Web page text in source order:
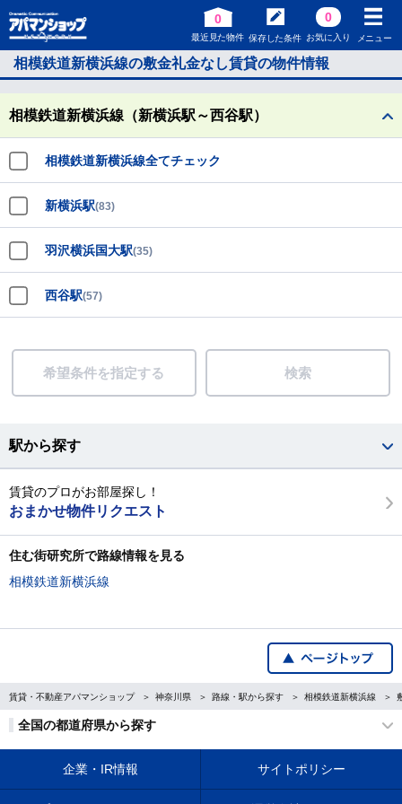
0
最近見た物件 保存した条件
0
お気に入り メニュー
相模鉄道新横浜線の敷金礼金なし賃貸の物件情報
相模鉄道新横浜線（新横浜駅～西谷駅）
相模鉄道新横浜線全てチェック
新横浜駅(83)
羽沢横浜国大駅(35)
西谷駅(57)
希望条件を指定する 検索
駅から探す
賃貸のプロがお部屋探し！
おまかせ物件リクエスト
住む街研究所で路線情報を見る
相模鉄道新横浜線
賃貸・不動産アパマンショップ 神奈川県 路線・駅から探す 相模鉄道新横浜線
全国の都道府県から探す
企業・IR情報 サイトポリシー